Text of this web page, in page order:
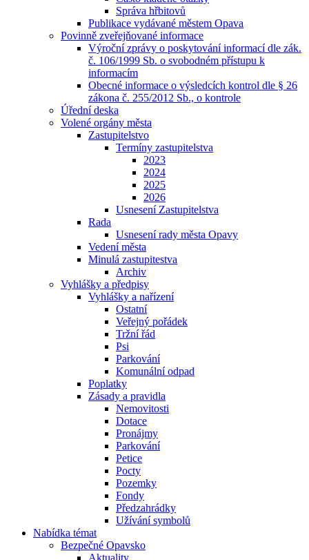
Správa hřbitovů
Publikace vydávané městem Opava
Povinně zveřejňované informace
Výroční zprávy o poskytování informací dle zák.
č. 106/1999 Sb. o svobodném přístupu k
informacím
Obecné informace o výsledcích kontrol dle § 26
zákona č. 255/2012 Sb., o kontrole
Úřední deska
Volené orgány města
Zastupitelstvo
Termíny zastupitelstva
2023
2024
2025
2026
Usnesení Zastupitelstva
Rada
Usnesení rady města Opavy
Vedení města
Minulá zastupitestva
Archiv
Vyhlášky a předpisy
Vyhlášky a nařízení
Ostatní
Veřejný pořádek
Tržní řád
Psi
Parkování
Komunální odpad
Poplatky
Zásady a pravidla
Nemovitosti
Dotace
Pronájmy
Parkování
Petice
Pocty
Pozemky
Fondy
Předzahrádky
Užívání symbolů
Nabídka témat
Bezpečné Opavsko